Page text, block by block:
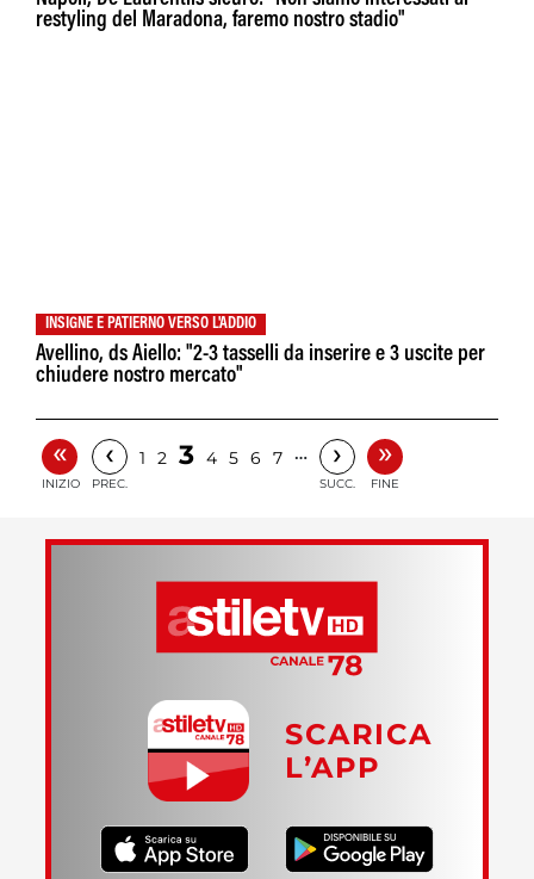
restyling del Maradona, faremo nostro stadio"
INSIGNE E PATIERNO VERSO L'ADDIO
Avellino, ds Aiello: "2-3 tasselli da inserire e 3 uscite per
chiudere nostro mercato"
«
INIZIO
‹
PREC.
1 2 3 4 5 6 7 … ›
SUCC.
»
FINE
SCARICA
L’APP